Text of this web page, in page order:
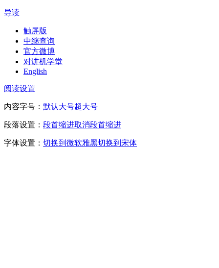
导读
触屏版
中继查询
官方微博
对讲机学堂
English
阅读设置
内容字号： 默认大号超大号
段落设置： 段首缩进取消段首缩进
字体设置： 切换到微软雅黑切换到宋体